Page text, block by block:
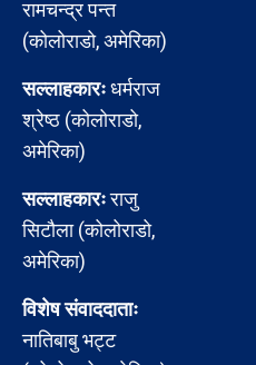
रामचन्द्र पन्त
(कोलोराडो, अमेरिका)
सल्लाहकारःधर्मराज
श्रेष्ठ (कोलोराडो,
अमेरिका)
सल्लाहकारःराजु
सिटौला (कोलोराडो,
अमेरिका)
विशेष संवाददाताः
नातिबाबु भट्ट